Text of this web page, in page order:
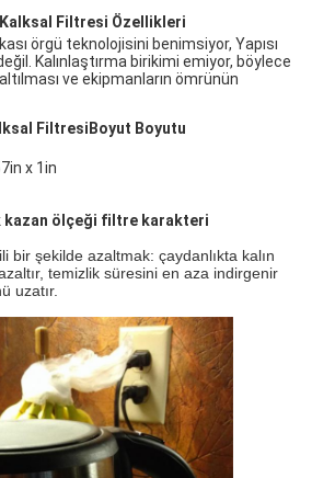
Kalksal Filtresi Özellikleri
örgü teknolojisini benimsiyor, Yapısı
Kalınlaştırma birikimi emiyor, böylece
ve ekipmanların ömrünün
Filtresi Boyut Boyutu
x 1in
kazan ölçeği filtre karakteri
bir şekilde azaltmak: çaydanlıkta kalın
temizlik süresini en aza indirgenir
uzatır.